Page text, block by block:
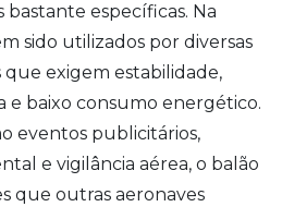
bastante específicas. Na
sido utilizados por diversas
que exigem estabilidade,
e baixo consumo energético.
eventos publicitários,
e vigilância aérea, o balão
que outras aeronaves